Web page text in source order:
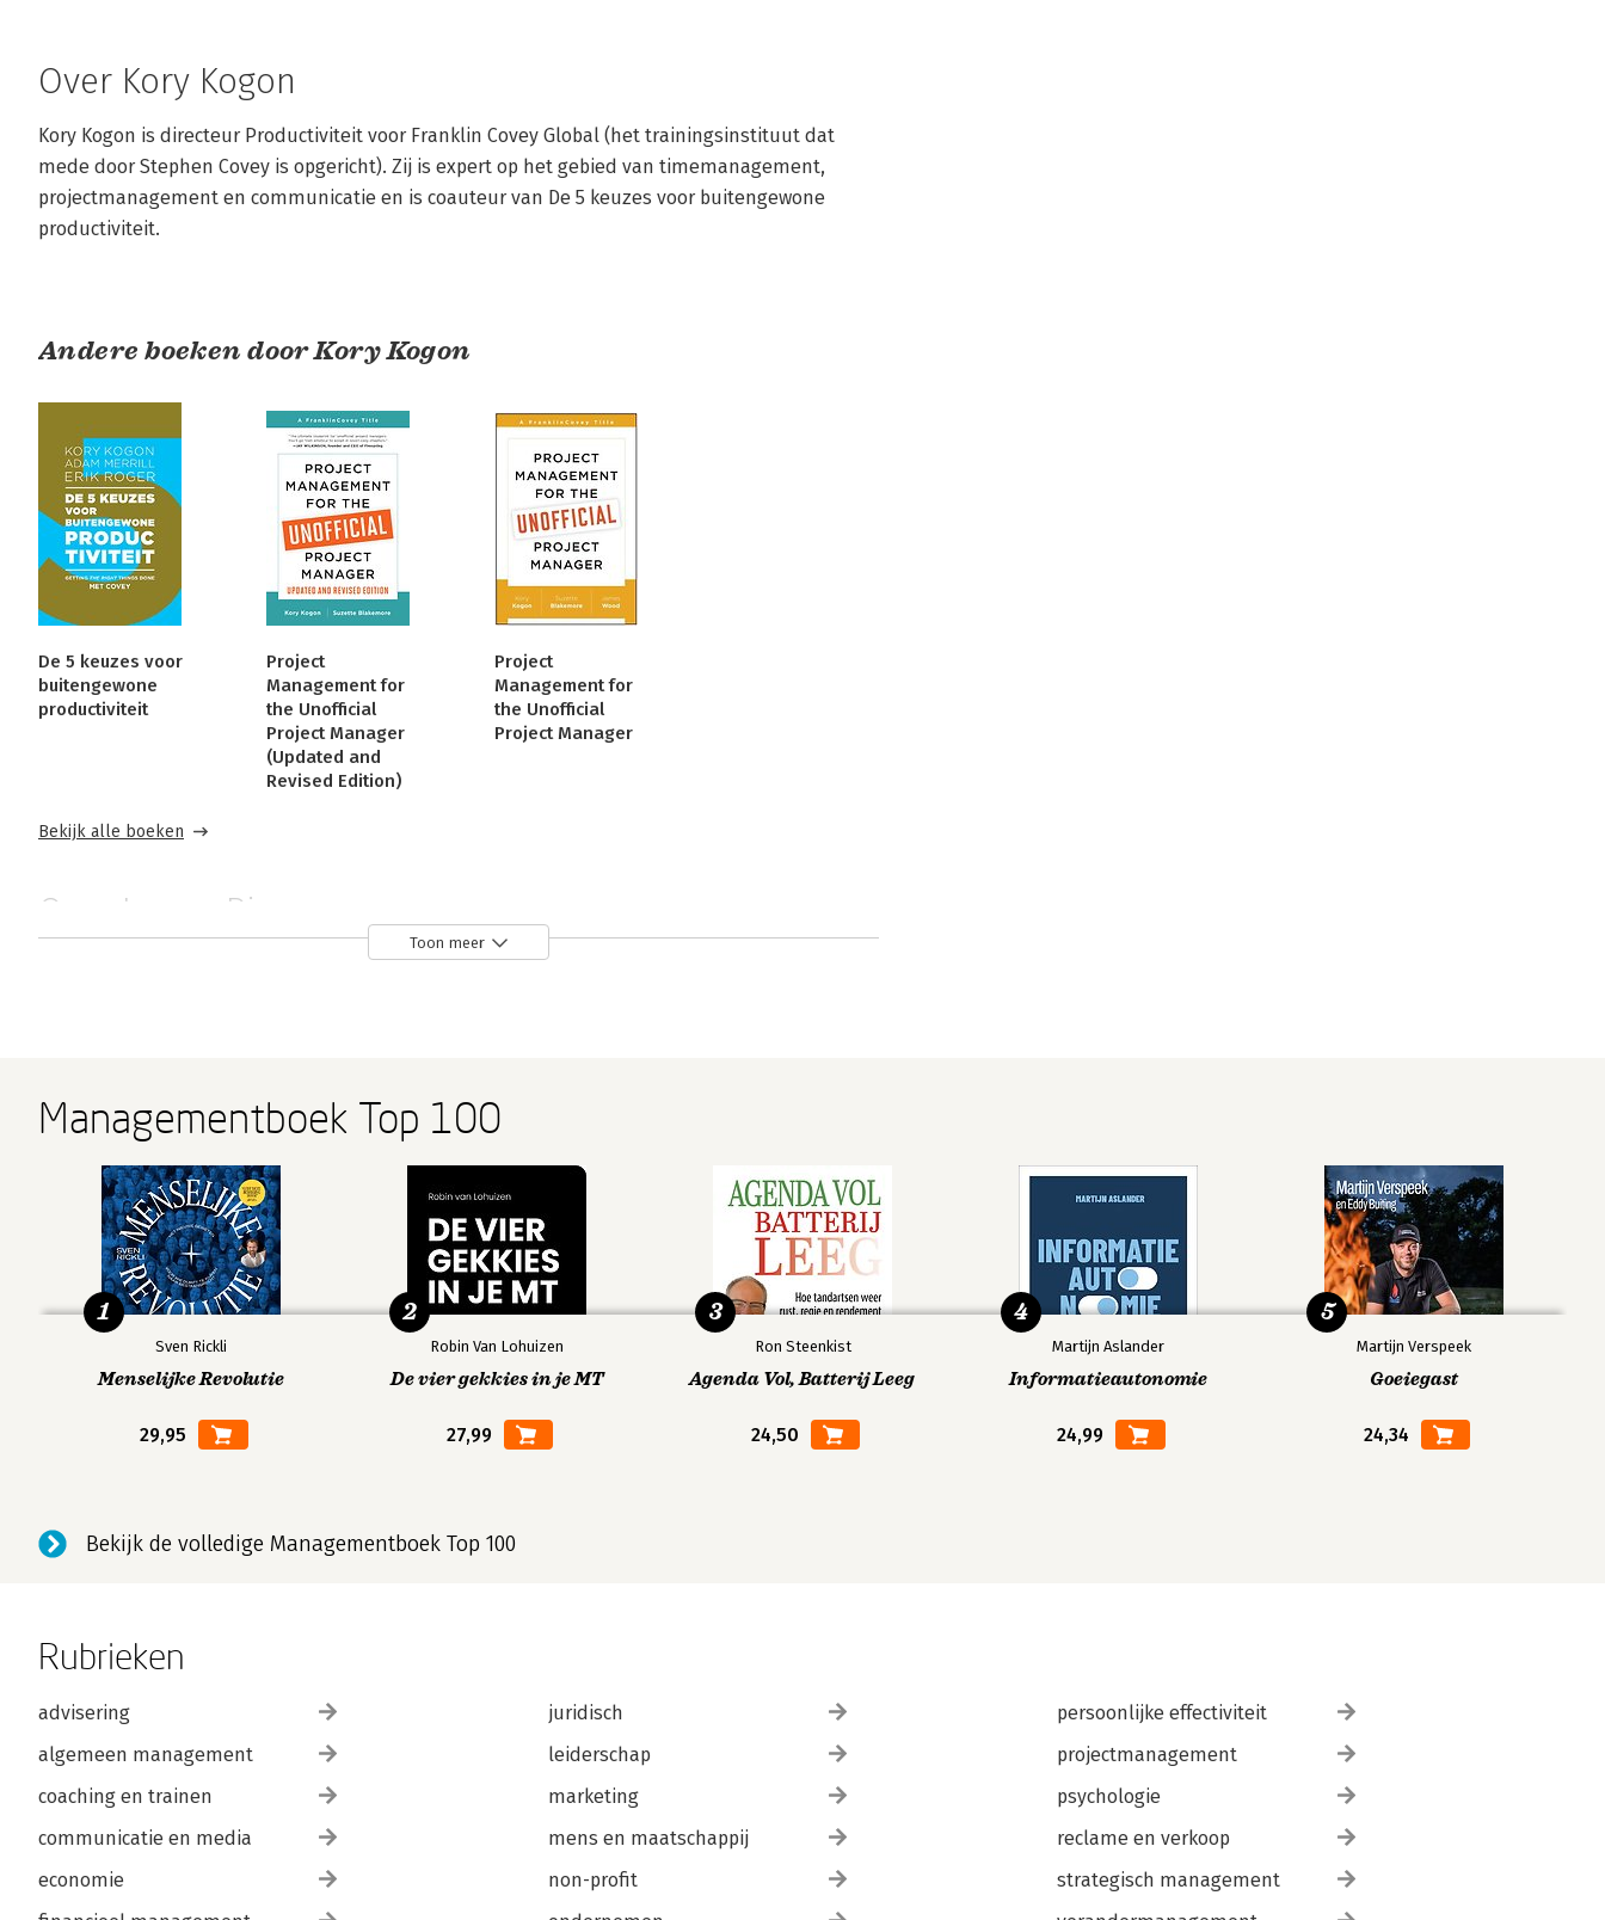
Over Kory Kogon
Kory Kogon is directeur Productiviteit voor Franklin Covey Global (het trainingsinstituut dat
mede door Stephen Covey is opgericht). Zij is expert op het gebied van timemanagement,
projectmanagement en communicatie en is coauteur van De 5 keuzes voor buitengewone
productiviteit.
Andere boeken door Kory Kogon
De 5 keuzes voor
buitengewone
productiviteit
Project
Management for
the Unofficial
Project Manager
(Updated and
Revised Edition)
Project
Management for
the Unofficial
Project Manager
Bekijk alle boeken
Over Leena Rinne
Leena Rinne is Vice President Consulting bij FranklinCovey.
Andere boeken door Leena Rinne
Bekijk alle boeken
Toon meer
Managementboek Top 100
Sven Rickli
Menselijke Revolutie
29,95
1
Robin Van Lohuizen
De vier gekkies in je MT
27,99
2
Ron Steenkist
Agenda Vol, Batterij Leeg
24,50
3
Martijn Aslander
Informatieautonomie
24,99
4
Martijn Verspeek
Goeiegast
24,34
5
Bekijk de volledige Managementboek Top 100
Rubrieken
advisering
algemeen management
coaching en trainen
communicatie en media
economie
juridisch
leiderschap
marketing
mens en maatschappij
non-profit
persoonlijke effectiviteit
projectmanagement
psychologie
reclame en verkoop
strategisch management